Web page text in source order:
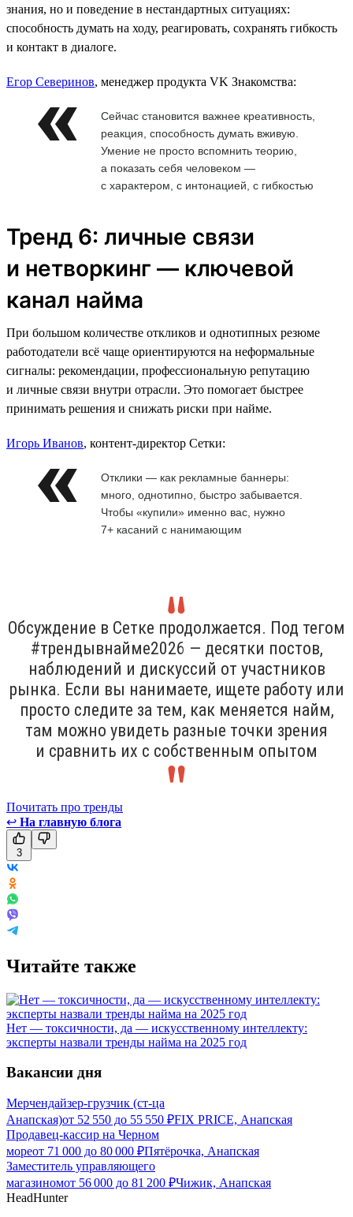
знания, но и поведение в нестандартных ситуациях:
способность думать на ходу, реагировать, сохранять гибкость
и контакт в диалоге.
Егор Северинов, менеджер продукта VK Знакомства:
Сейчас становится важнее креативность,
реакция, способность думать вживую.
Умение не просто вспомнить теорию,
а показать себя человеком —
с характером, с интонацией, с гибкостью
Тренд 6: личные связи
и нетворкинг — ключевой
канал найма
При большом количестве откликов и однотипных резюме
работодатели всё чаще ориентируются на неформальные
сигналы: рекомендации, профессиональную репутацию
и личные связи внутри отрасли. Это помогает быстрее
принимать решения и снижать риски при найме.
Игорь Иванов, контент-директор Сетки:
Отклики — как рекламные баннеры:
много, однотипно, быстро забывается.
Чтобы «купили» именно вас, нужно
7+ касаний с нанимающим
Обсуждение в Сетке продолжается. Под тегом
#трендывнайме2026 — десятки постов,
наблюдений и дискуссий от участников
рынка. Если вы нанимаете, ищете работу или
просто следите за тем, как меняется найм,
там можно увидеть разные точки зрения
и сравнить их с собственным опытом
Почитать про тренды
↩ На главную блога
3
Читайте также
Нет — токсичности, да — искусственному интеллекту:
эксперты назвали тренды найма на 2025 год
Вакансии дня
Мерчендайзер-грузчик (ст-ца
Анапская)от 52 550 до 55 550 ₽FIX PRICE, Анапская
Продавец-кассир на Черном
мореот 71 000 до 80 000 ₽Пятёрочка, Анапская
Заместитель управляющего
магазиномот 56 000 до 81 200 ₽Чижик, Анапская
HeadHunter